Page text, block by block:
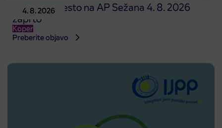
4. 8. 2026
Prodajno mesto na AP Sežana 4. 8. 2026
zaprto
Koper
Preberite objavo